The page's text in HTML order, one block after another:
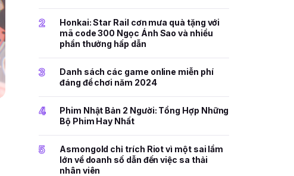
2
Honkai: Star Rail cơn mưa quà tặng với
mã code 300 Ngọc Ánh Sao và nhiều
phần thưởng hấp dẫn
3
Danh sách các game online miễn phí
đáng để chơi năm 2024
4
Phim Nhật Bản 2 Người: Tổng Hợp Những
Bộ Phim Hay Nhất
5
Asmongold chỉ trích Riot vì một sai lầm
lớn về doanh số dẫn đến việc sa thải
nhân viên